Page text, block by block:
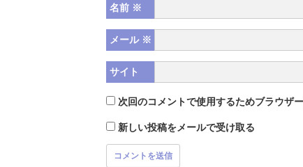
名前 ※
メール ※
サイト
次回のコメントで使用するためブラウザ
新しい投稿をメールで受け取る